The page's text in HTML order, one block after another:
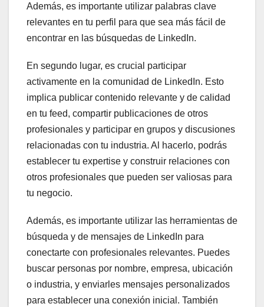
Además, es importante utilizar palabras clave
relevantes en tu perfil para que sea más fácil de
encontrar en las búsquedas de LinkedIn.
En segundo lugar, es crucial participar
activamente en la comunidad de LinkedIn. Esto
implica publicar contenido relevante y de calidad
en tu feed, compartir publicaciones de otros
profesionales y participar en grupos y discusiones
relacionadas con tu industria. Al hacerlo, podrás
establecer tu expertise y construir relaciones con
otros profesionales que pueden ser valiosas para
tu negocio.
Además, es importante utilizar las herramientas de
búsqueda y de mensajes de LinkedIn para
conectarte con profesionales relevantes. Puedes
buscar personas por nombre, empresa, ubicación
o industria, y enviarles mensajes personalizados
para establecer una conexión inicial. También